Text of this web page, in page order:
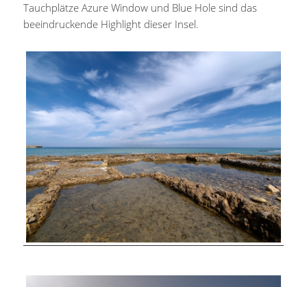
Tauchplätze Azure Window und Blue Hole sind das
beeindruckende Highlight dieser Insel.